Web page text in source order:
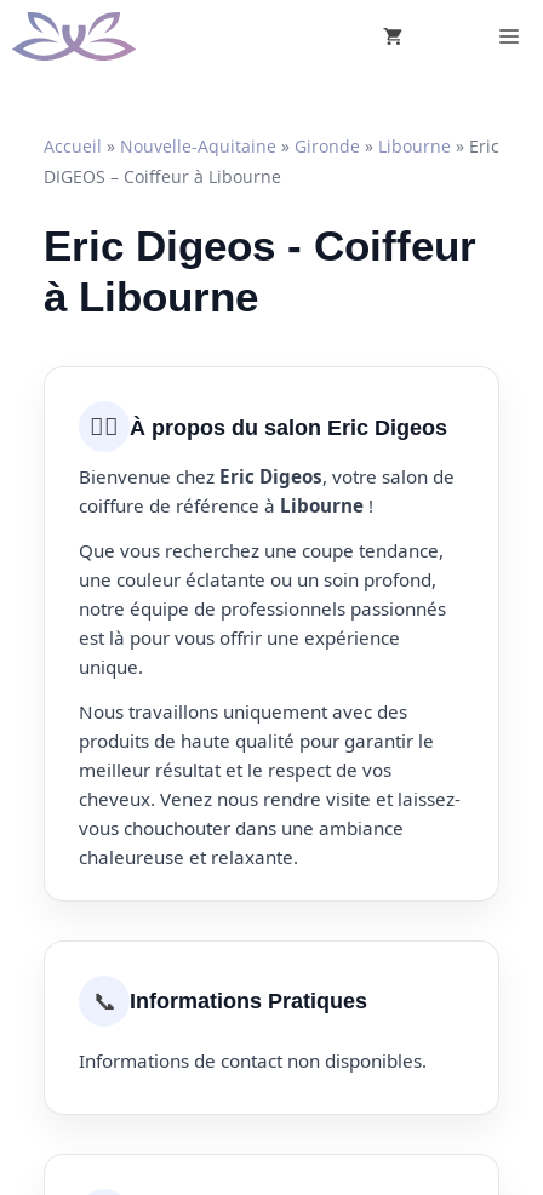
Aller
au
Accueil » Nouvelle-Aquitaine » Gironde » Libourne » Eric
DIGEOS – Coiffeur à Libourne
Eric Digeos - Coiffeur
à Libourne
💇‍♀️ À propos du salon Eric Digeos
Bienvenue chez Eric Digeos, votre salon de
coiffure de référence à Libourne !
Que vous recherchez une coupe tendance,
une couleur éclatante ou un soin profond,
notre équipe de professionnels passionnés
est là pour vous offrir une expérience
unique.
Nous travaillons uniquement avec des
produits de haute qualité pour garantir le
meilleur résultat et le respect de vos
cheveux. Venez nous rendre visite et laissez-
vous chouchouter dans une ambiance
chaleureuse et relaxante.
📞 Informations Pratiques
Informations de contact non disponibles.